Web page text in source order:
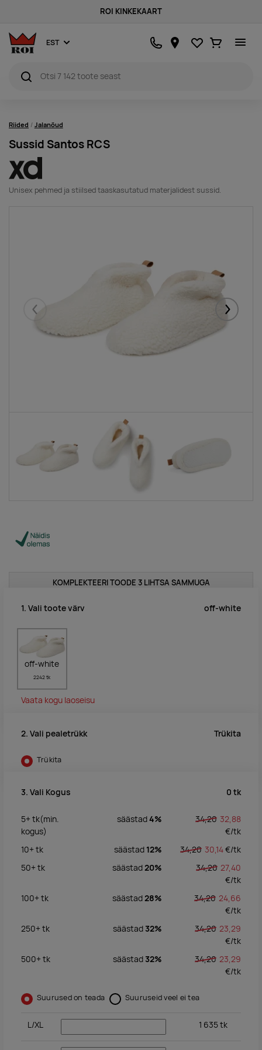
ROI KINKEKAART
EST Lemmikud
Ostukorv
Riided Jalanõud
Sussid Santos RCS
Unisex pehmed ja stiilsed taaskasutatud materjalidest sussid.
Eelmised
KOMPLEKTEERI TOODE 3 LIHTSA SAMMUGA
1. Vali toote värv off-white
off-white
2242 tk
Vaata kogu laoseisu
2. Vali pealetrükk Trükita
Trükita
3. Vali Kogus 0 tk
5+tk(min.
kogus)
säästad4% 34,20 32,88
€/tk
10+tk säästad 12% 34,20 30,14€/tk
50+tk säästad20% 34,20 27,40
€/tk
100+tk säästad28% 34,20 24,66
€/tk
250+tk säästad 32% 34,20 23,29
€/tk
500+tk säästad 32% 34,20 23,29
€/tk
Suurused on teada Suuruseid veel ei tea
L/XL 1 635tk